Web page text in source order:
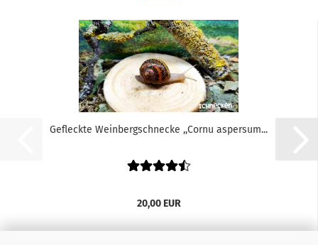
Gefleckte Weinbergschnecke ,,Cornu aspersum...
20,00 EUR